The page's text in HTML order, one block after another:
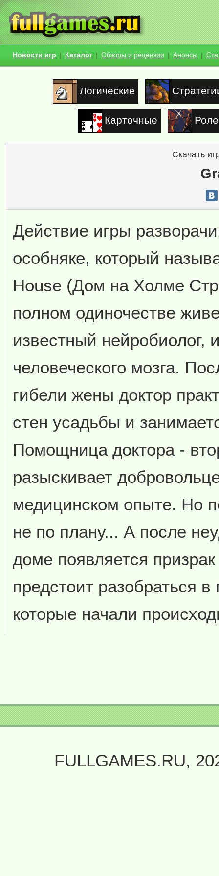
Новости игр Каталог Обзоры и рецензии Анонсы
Логические
Карточные
Скачать
Действие игры
особняке, который
House (Дом на Холме
полном одиночестве
известный нейробиолог,
человеческого мозга.
гибели жены доктор
стен усадьбы и
Помощница доктора -
разыскивает
медицинском опыте. Но
не по плану... А после
доме появляется
предстоит разобраться
которые начали
FULLGAMES.RU,